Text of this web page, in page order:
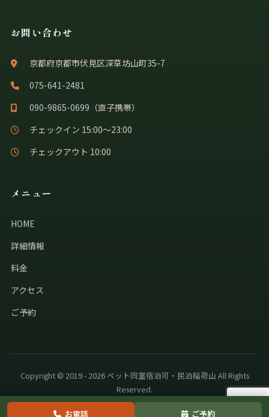
お問い合わせ
京都府京都市伏見区深草坊山町35-7
075-641-2481
090-9865-0699 （直子携帯）
チェックイン 15:00〜23:00
チェックアウト 10:00
メニュー
HOME
詳細情報
料金
アクセス
ご予約
Copyright © 2019 - 2026 ペット同室宿泊可・民泊稲荷山 All Rights
Reserved.
お電話 ご予約